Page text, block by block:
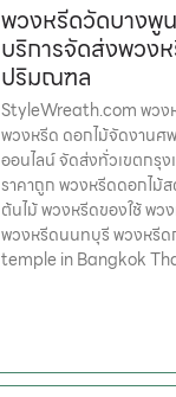
พวงหรีดวัดบางพู
บริการจัดส่งพวงห
ปริมณฑล
StyleWreath.com พวง
พวงหรีด ดอกไม้จัดงานศ
ออนไลน์ จัดส่งทั่วเขตกรุ
ราคาถูก พวงหรีดดอกไม้
ต้นไม้ พวงหรีดของใช้ พว
พวงหรีดนนทบุรี พวงหรี
temple in Bangkok